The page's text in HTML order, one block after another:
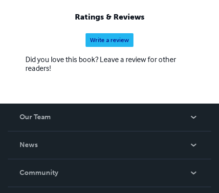
Ratings & Reviews
Write a review
Did you love this book? Leave a review for other
readers!
Our Team
News
In The News
Community